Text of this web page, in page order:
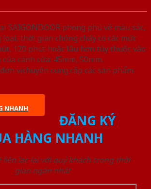
SAIGONDOOR phong phú về màu sắc,
loại, thời gian chống cháy có các mức
120 phút hoặc lâu hơn tùy thuộc vào
cánh cửa: 45mm, 50mm.
vị chuyên cung cấp các sản phẩm
NHANH
ĐĂNG KÝ
HÀNG NHANH
liên lạc lại với quý khách trong thời
gian ngắn nhất